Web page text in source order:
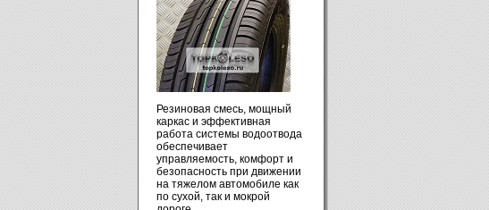
Резиновая смесь, мощный
каркас и эффективная
работа системы водоотвода
обеспечивает
управляемость, комфорт и
безопасность при движении
на тяжелом автомобиле как
по сухой, так и мокрой